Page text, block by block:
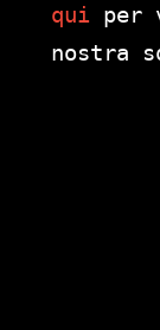
qui per
nostra